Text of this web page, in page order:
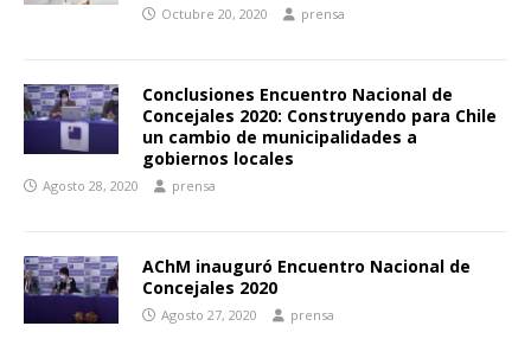
Octubre 20, 2020 prensa
Conclusiones Encuentro Nacional de
Concejales 2020: Construyendo para Chile
un cambio de municipalidades a
gobiernos locales
Agosto 28, 2020 prensa
AChM inauguró Encuentro Nacional de
Concejales 2020
Agosto 27, 2020 prensa